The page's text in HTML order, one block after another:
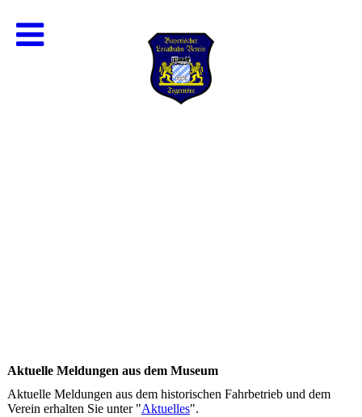
Aktuelle Meldungen aus dem Museum
Aktuelle Meldungen aus dem historischen Fahrbetrieb und dem
Verein erhalten Sie unter "Aktuelles".